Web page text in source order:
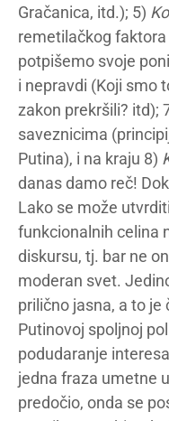
Gračanica, itd.); 5)
remetilačkog
potpišemo svoje
i nepravdi (Koji smo
zakon prekršili? itd);
saveznicima
Putina), i na kraju 8)
danas damo reč!
Lako se može
funkcionalnih celina
diskursu, tj. bar ne
moderan svet.
prilično jasna, a to je
Putinovoj spoljnoj
podudaranje
jedna fraza umetne
predočio, onda se